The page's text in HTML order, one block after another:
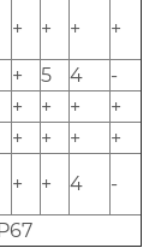
+ + + +
+ 5 4
-
+ + +
+
+ + +
+
+ + 4 -